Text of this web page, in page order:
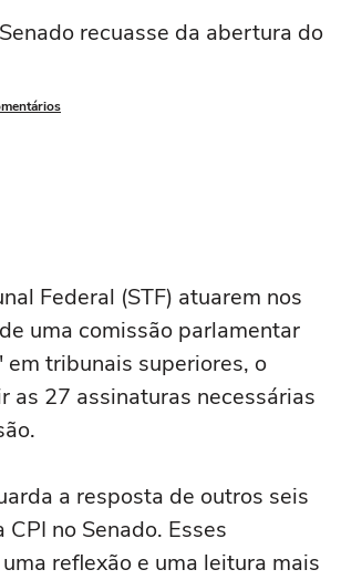
recuasse da abertura do
Federal (STF) atuarem nos
uma comissão parlamentar
tribunais superiores, o
as 27 assinaturas necessárias
a resposta de outros seis
no Senado. Esses
reflexão e uma leitura mais